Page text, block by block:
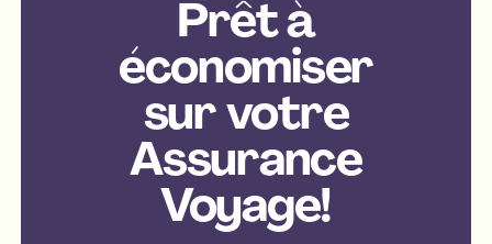
Prêt à
économiser
sur votre
Assurance
Voyage!